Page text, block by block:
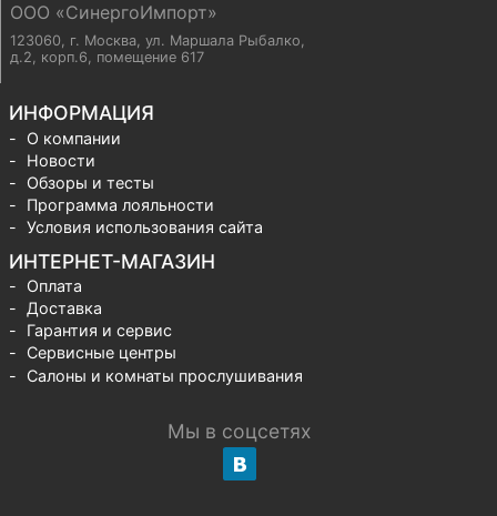
ООО «СинергоИмпорт»
123060, г. Москва, ул. Маршала Рыбалко,
д.2, корп.6, помещение 617
ИНФОРМАЦИЯ
О компании
Новости
Обзоры и тесты
Программа лояльности
Условия использования сайта
ИНТЕРНЕТ-МАГАЗИН
Оплата
Доставка
Гарантия и сервис
Сервисные центры
Салоны и комнаты прослушивания
Мы в соцсетях